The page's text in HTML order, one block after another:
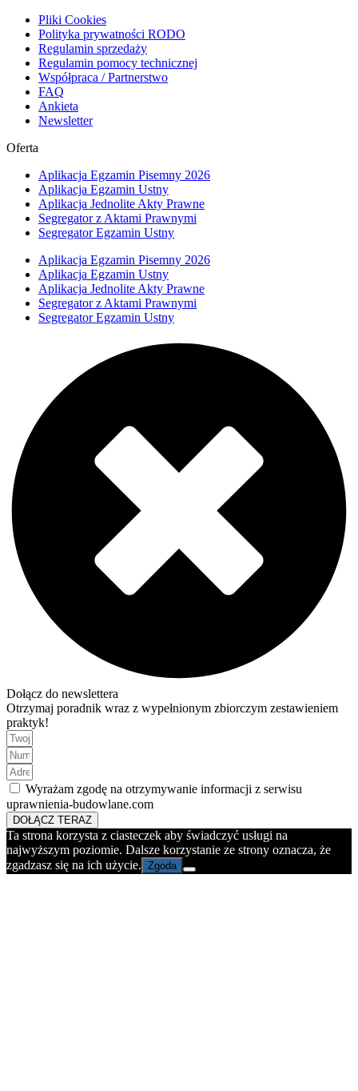
Pliki Cookies
Polityka prywatności RODO
Regulamin sprzedaży
Regulamin pomocy technicznej
Współpraca / Partnerstwo
FAQ
Ankieta
Newsletter
Oferta
Aplikacja Egzamin Pisemny 2026
Aplikacja Egzamin Ustny
Aplikacja Jednolite Akty Prawne
Segregator z Aktami Prawnymi
Segregator Egzamin Ustny
Aplikacja Egzamin Pisemny 2026
Aplikacja Egzamin Ustny
Aplikacja Jednolite Akty Prawne
Segregator z Aktami Prawnymi
Segregator Egzamin Ustny
Dołącz do newslettera
Otrzymaj poradnik wraz z wypełnionym zbiorczym zestawieniem
praktyk!
Wyrażam zgodę na otrzymywanie informacji z serwisu
uprawnienia-budowlane.com
DOŁĄCZ TERAZ
Ta strona korzysta z ciasteczek aby świadczyć usługi na
najwyższym poziomie. Dalsze korzystanie ze strony oznacza, że
zgadzasz się na ich użycie. Zgoda